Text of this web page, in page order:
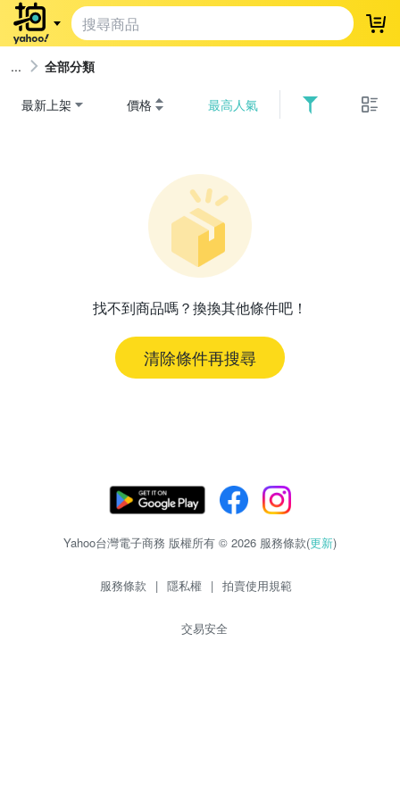
登
全部分類
最新上架 價格 最高人氣
找不到商品嗎？換換其他條件吧！
清除條件再搜尋
Yahoo台灣電子商務 版權所有 © 2026 服務條款(更新)
服務條款 | 隱私權 | 拍賣使用規範
交易安全